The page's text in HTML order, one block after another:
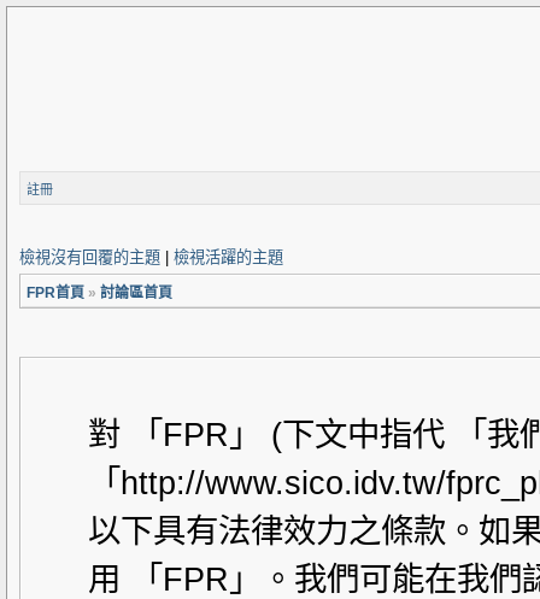
註冊
檢視沒有回覆的主題 檢視活躍的主題
FPR首頁 » 討論區首頁
對 「FPR」 (下文中指代 「我
「http://www.sico.idv.tw/
以下具有法律效力之條款。如
用 「FPR」。我們可能在我們